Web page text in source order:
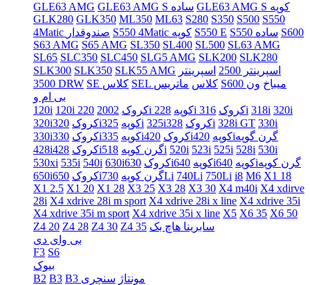
GLE63 AMG
GLE63 AMG S ساده
GLE63 AMG S کوپه
GLK280 GLK350 ML350 ML63 S280 S350 S500 S550
4Matic صندوقدار
S550 4Matic کوپه S550 E S550 ساده S600
S63 AMG S65 AMG SL350 SL400 SL500 SL63 AMG
SL65 SLC350 SLC450 SLG5 AMG SLK200 SLK280
SLK300 SLK350 SLK55 AMG اسپرینتر 2500
اسپرینتر
3500 DRW
SE کلاس SEL کلاس ماتریس S600 میباخ ون
بی ام و
120i
120i کروک 2002 220i کوپه 228i کروک316i 318i 320i
320iکروک
320iکوپه325i 325iکروک328i 328i GT 330i
330iکروک
330iکوپه 335iکروک 420iکوپه 420iگرن گوپه
428iکروک
428iگرن کوپه518i 520i 523i 525i 528i 530i
530xi 535i 540i 630iکروک 630iکوپه 640iکوپه 640iگرن کوپه
650iکروک
650iگرن کوپه730Li 740Li 750Li i8 M6 X1 18
X1 2.5 X1 20 X1 28 X3 25 X3 28 X3 30 X4 m40i X4 xdirve
28i X4 xdrive 28i m sport X4 xdrive 28i x line X4 xdrive 35i
X4 xdrive 35i m sport X4 xdrive 35i x line X5 X6 35 X6 50
Z4 20 Z4 28 Z4 30 Z4 35 سابرینا هاچ بک
بی وای دی
F3 S6
بیوک
B2 B3 B3 مونتاژ سنچری